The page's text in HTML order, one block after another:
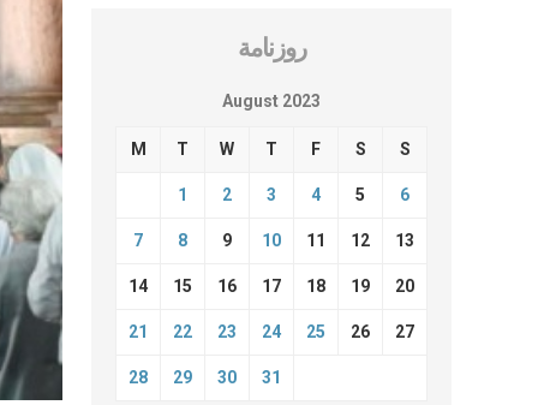
روزنامة
August 2023
M T W T F S S
1 2 3 4 5 6
7 8 9 10 11 12 13
14 15 16 17 18 19 20
21 22 23 24 25 26 27
28 29 30 31